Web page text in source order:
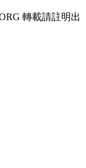
轉載請註明出